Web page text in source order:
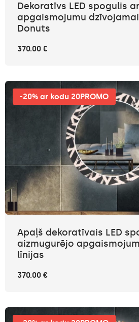
Dekoratīvs LED spogulis
apgaismojumu
Donuts
370.00 €
-20% ar kodu 20PROMO
Apaļš dekoratīvais LED
aizmugurējo
līnijas
370.00 €